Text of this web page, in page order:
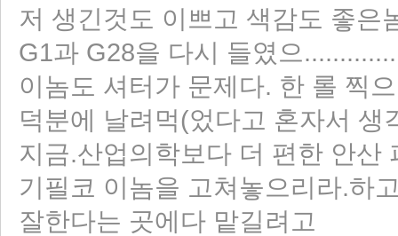
저 생긴것도 이쁘고 색감도 좋은
G1과 G28을 다시 들였으
이놈도 셔터가 문제다. 한 롤 찍
덕분에 날려먹(었다고 혼자서
지금.산업의학보다 더 편한 안산
기필코 이놈을 고쳐놓으리라.하
잘한다는 곳에다 맡길려고